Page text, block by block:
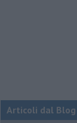
Articoli dal Blog